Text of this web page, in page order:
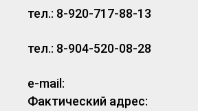
тел.: 8-920-717-88-13
тел.: 8-904-520-08-28
e-mail:
Фактический адрес: